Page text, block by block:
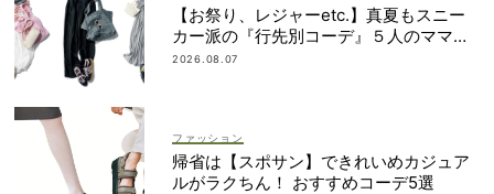
【お祭り、レジャーetc.】真夏もスニー
カー派の『行先別コーデ』５人のママス
タイリストが直伝！
2026.08.07
ファッション
帰省は【スポサン】できれいめカジュア
ルがラクちん！ おすすめコーデ5選